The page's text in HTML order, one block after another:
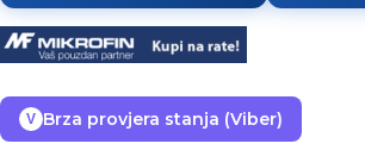
V Brza provjera stanja (Viber)